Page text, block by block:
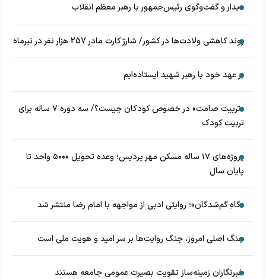
دیدار و گفت‌وگوی رئیس‌جمهور با رهبر معظم انقلاب
روند کاهشی ولادت‌ها در کشور/ شارژ کارت مادر 257 هزار نفر در تیرماه
بر عهد خود با رهبر شهید ایستاده‌ایم
«تربیت صامت» در خصوص کودکان چیست؟/ سه دوره ۷ ساله برای
تربیت کودک
پروژه‌های ۱۷ ساله مسکن مهر پردیس؛ وعده تحویل ۵۰۰۰ واحد تا
پایان سال
«گاهِ گم‌شدگان»؛ روایتی ادبی از مواجهه با امام رضا منتشر شد
جنگ اصلی امروز، جنگ روایت‌ها بر سر امید و هویت ملی است
خبرنگاران زمینه‌ساز تقویت بصیرت عمومی جامعه هستند